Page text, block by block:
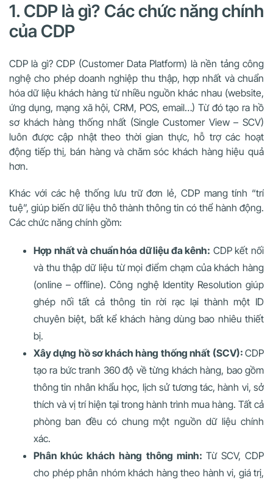
1. CDP là gì? Các chức năng chính
của CDP
CDP là gì? CDP (Customer Data Platform) là nền tảng công
nghệ cho phép doanh nghiệp thu thập, hợp nhất và chuẩn
hóa dữ liệu khách hàng từ nhiều nguồn khác nhau (website,
ứng dụng, mạng xã hội, CRM, POS, email…) Từ đó tạo ra hồ
sơ khách hàng thống nhất (Single Customer View – SCV)
luôn được cập nhật theo thời gian thực, hỗ trợ các hoạt
động tiếp thị, bán hàng và chăm sóc khách hàng hiệu quả
hơn.
Khác với các hệ thống lưu trữ đơn lẻ, CDP mang tính “trí
tuệ”, giúp biến dữ liệu thô thành thông tin có thể hành động.
Các chức năng chính gồm:
Hợp nhất và chuẩn hóa dữ liệu đa kênh: CDP kết nối
và thu thập dữ liệu từ mọi điểm chạm của khách hàng
(online – offline). Công nghệ Identity Resolution giúp
ghép nối tất cả thông tin rời rạc lại thành một ID
chuyên biệt, bất kể khách hàng dùng bao nhiêu thiết
bị.
Xây dựng hồ sơ khách hàng thống nhất (SCV): CDP
tạo ra bức tranh 360 độ về từng khách hàng, bao gồm
thông tin nhân khẩu học, lịch sử tương tác, hành vi, sở
thích và vị trí hiện tại trong hành trình mua hàng. Tất cả
phòng ban đều có chung một nguồn dữ liệu chính
xác.
Phân khúc khách hàng thông minh: Từ SCV, CDP
cho phép phân nhóm khách hàng theo hành vi, giá trị,